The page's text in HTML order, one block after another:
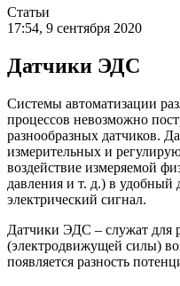
Статьи
17:54, 9 сентября 2020
Датчики ЭДС
Системы автоматизации
процессов невозможно
разнообразных датчиков.
измерительных и
воздействие измеряемой
давления и т. д.) в удобный
электрический сигнал.
Датчики ЭДС – служат для
(электродвижущей силы)
появляется разность